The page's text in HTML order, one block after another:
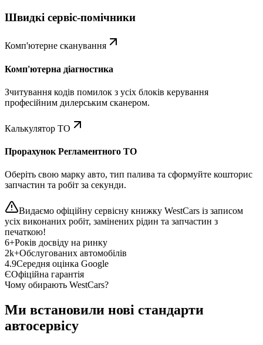
Швидкі сервіс-помічники
Комп'ютерне сканування
Комп'ютерна діагностика
Зчитування кодів помилок з усіх блоків керування
професійним дилерським сканером.
Калькулятор ТО
Прорахунок Регламентного ТО
Оберіть свою марку авто, тип палива та сформуйте кошторис
запчастин та робіт за секунди.
Видаємо офіційну сервісну книжку WestCars із записом
усіх виконаних робіт, замінених рідин та запчастин з
печаткою!
6+Років досвіду на ринку
2k+Обслугованих автомобілів
4.9Середня оцінка Google
ЄОфіційна гарантія
Чому обирають WestCars?
Ми встановили нові стандарти
автосервісу